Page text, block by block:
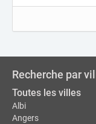
Recherche par
Toutes les villes
Albi
Angers